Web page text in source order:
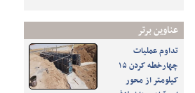
عناوین برتر
تداوم عملیات
چهارخطه کردن ۱۵
کیلومتر از محور